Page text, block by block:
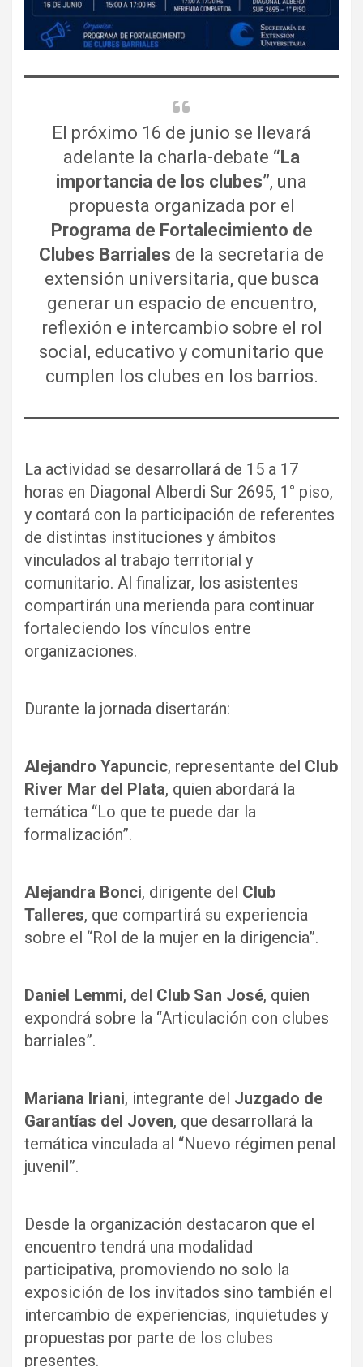
El próximo 16 de junio se llevará
adelante la charla-debate “La
importancia de los clubes”, una
propuesta organizada por el
Programa de Fortalecimiento de
Clubes Barriales de la secretaria de
extensión universitaria, que busca
generar un espacio de encuentro,
reflexión e intercambio sobre el rol
social, educativo y comunitario que
cumplen los clubes en los barrios.
La actividad se desarrollará de 15 a 17
horas en Diagonal Alberdi Sur 2695, 1° piso,
y contará con la participación de referentes
de distintas instituciones y ámbitos
vinculados al trabajo territorial y
comunitario. Al finalizar, los asistentes
compartirán una merienda para continuar
fortaleciendo los vínculos entre
organizaciones.
Durante la jornada disertarán:
Alejandro Yapuncic, representante del Club
River Mar del Plata, quien abordará la
temática “Lo que te puede dar la
formalización”.
Alejandra Bonci, dirigente del Club
Talleres, que compartirá su experiencia
sobre el “Rol de la mujer en la dirigencia”.
Daniel Lemmi, del Club San José, quien
expondrá sobre la “Articulación con clubes
barriales”.
Mariana Iriani, integrante del Juzgado de
Garantías del Joven, que desarrollará la
temática vinculada al “Nuevo régimen penal
juvenil”.
Desde la organización destacaron que el
encuentro tendrá una modalidad
participativa, promoviendo no solo la
exposición de los invitados sino también el
intercambio de experiencias, inquietudes y
propuestas por parte de los clubes
presentes.